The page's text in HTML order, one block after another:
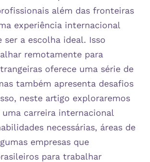
além das fronteiras
experiência internacional
ser a escolha ideal. Isso
remotamente para
oferece uma série de
também apresenta desafios
neste artigo exploraremos
carreira internacional
necessárias, áreas de
empresas que
para trabalhar